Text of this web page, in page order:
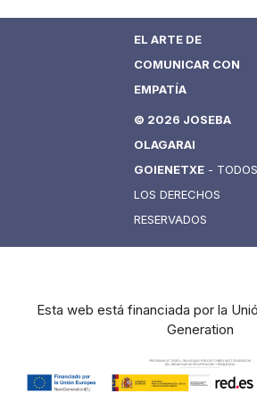
EL ARTE DE
COMUNICAR CON
EMPATÍA
© 2026 JOSEBA
OLAGARAI
GOIENETXE - TODOS
LOS DERECHOS
RESERVADOS
Esta web está financiada por la
Generation